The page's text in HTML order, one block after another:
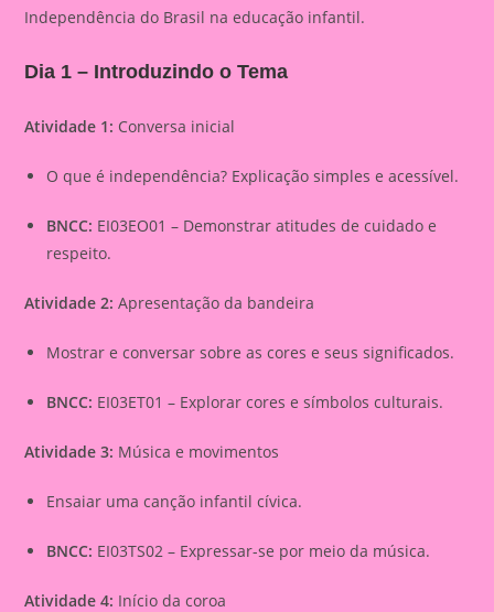
Independência do Brasil na educação infantil.
Dia 1 – Introduzindo o Tema
Atividade 1: Conversa inicial
O que é independência? Explicação simples e acessível.
BNCC: EI03EO01 – Demonstrar atitudes de cuidado e
respeito.
Atividade 2: Apresentação da bandeira
Mostrar e conversar sobre as cores e seus significados.
BNCC: EI03ET01 – Explorar cores e símbolos culturais.
Atividade 3: Música e movimentos
Ensaiar uma canção infantil cívica.
BNCC: EI03TS02 – Expressar-se por meio da música.
Atividade 4: Início da coroa